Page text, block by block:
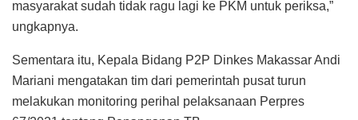
masyarakat sudah tidak ragu lagi ke PKM untuk periksa,”
ungkapnya.
Sementara itu, Kepala Bidang P2P Dinkes Makassar Andi
Mariani mengatakan tim dari pemerintah pusat turun
melakukan monitoring perihal pelaksanaan Perpres